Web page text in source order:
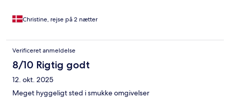
Christine, rejse på 2 nætter
Verificeret anmeldelse
8/10 Rigtig godt
12. okt. 2025
Meget hyggeligt sted i smukke omgivelser